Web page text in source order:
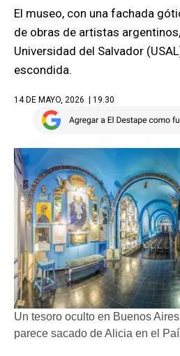
El museo, con una fachada
de obras de artistas
Universidad del Salvador
escondida.
14 DE MAYO, 2026 | 19.30
Un tesoro oculto en Buenos
parece sacado de Alicia en el